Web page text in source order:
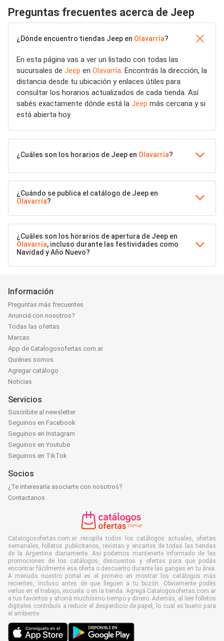
Preguntas frecuentes acerca de Jeep
¿Dónde encuentro tiendas Jeep en Olavarría?
En esta página vas a ver un listado con todas las
sucursales de Jeep en Olavarría. Encontrás la dirección, la
distancia desde tu ubicación y enlaces útiles para
consultar los horarios actualizados de cada tienda. Así
sabés exactamente dónde está la Jeep más cercana y si
está abierta hoy.
¿Cuáles son los horarios de Jeep en Olavarría?
¿Cuándo se publica el catálogo de Jeep en
Olavarría?
¿Cuáles son los horarios de apertura de Jeep en
Olavarría, incluso durante las festividades como
Navidad y Año Nuevo?
Información
Preguntas más frecuentes
Anunciá con nosotros?
Todas las ofertas
Marcas
App de Catalogosofertas.com.ar
Quiénes somos
Agregar catálogo
Noticias
Servicios
Suscribite al newsletter
Seguinos en Facebook
Seguinos en Instagram
Seguinos en Youtube
Seguinos en TikTok
Socios
¿Te interesaría asociarte con nosotros?
Contactanos
Catalogosofertas.com.ar recopila todos los catálogos actuales, ofertas
semanales, folletos publicitarios, revistas y encartes de todas las tiendas
de la Argentina diariamente. Así podemos mantenerte informado de las
promociones de los catálogos, descuentos y ofertas para que podás
encontrar fácilmente esa oferta o descuento durante las gangas en tu área.
A menudo nuestro portal es el primero en mostrar los catálogos más
recientes, incluso antes de que lleguen a tu buzón. Obviamente podés
verlos en el trabajo, escuela o en la tienda. Agregá Catalogosofertas.com.ar
a tus favoritos y ahorrá muchísimo tiempo y dinero. Además, al leer folletos
digitales contribuís a reducir el desperdicio de papel, lo cual es bueno para
el ambiente.